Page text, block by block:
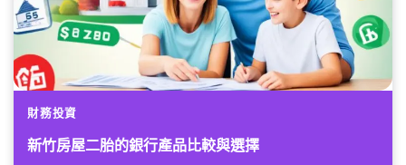
財務投資
新竹房屋二胎的銀行產品比較與選擇